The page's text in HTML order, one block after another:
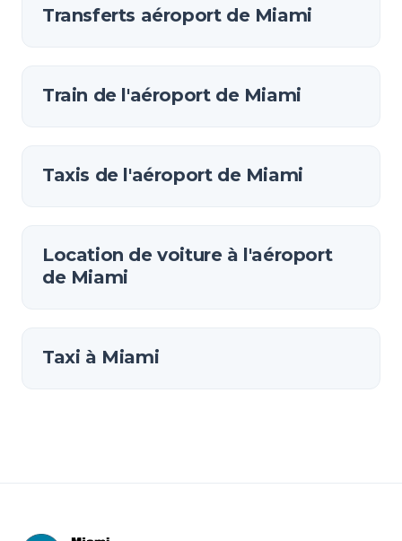
Transferts aéroport de Miami
Train de l'aéroport de Miami
Taxis de l'aéroport de Miami
Location de voiture à l'aéroport
de Miami
Taxi à Miami